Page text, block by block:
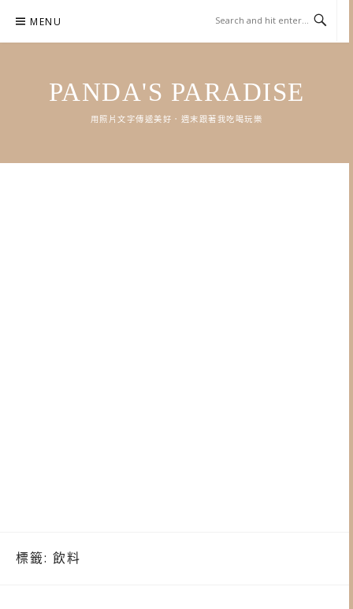
content
MENU
PANDA'S PARADISE
用照片文字傳遞美好．週末跟著我吃喝玩樂
標籤: 飲料